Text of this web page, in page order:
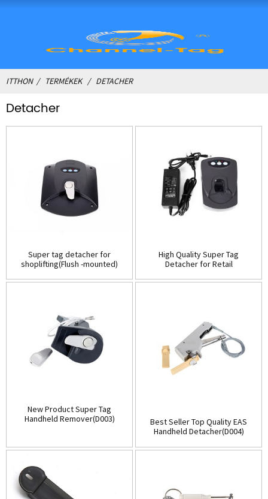
ITTHON TERMÉKEK DETACHER
Detacher
Super tag detacher for
shoplifting(Flush -mounted)
High Quality Super Tag
Detacher for Retail
New Product Super Tag
Handheld Remover(D003)
Best Seller Top Quality EAS
Handheld Detacher(D004)